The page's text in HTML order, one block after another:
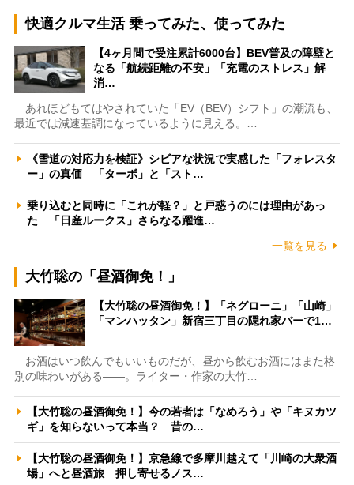
快適クルマ生活 乗ってみた、使ってみた
【4ヶ月間で受注累計6000台】BEV普及の障壁と
なる「航続距離の不安」「充電のストレス」解
消…
あれほどもてはやされていた「EV（BEV）シフト」の潮流も、
最近では減速基調になっているように見える。…
《雪道の対応力を検証》シビアな状況で実感した「フォレスタ
ー」の真価 「ターボ」と「スト…
乗り込むと同時に「これが軽？」と戸惑うのには理由があっ
た 「日産ルークス」さらなる躍進…
一覧を見る
大竹聡の「昼酒御免！」
【大竹聡の昼酒御免！】「ネグローニ」「山崎」
「マンハッタン」新宿三丁目の隠れ家バーで1…
お酒はいつ飲んでもいいものだが、昼から飲むお酒にはまた格
別の味わいがある――。ライター・作家の大竹…
【大竹聡の昼酒御免！】今の若者は「なめろう」や「キヌカツ
ギ」を知らないって本当？ 昔の…
【大竹聡の昼酒御免！】京急線で多摩川越えて「川崎の大衆酒
場」へと昼酒旅 押し寄せるノス…